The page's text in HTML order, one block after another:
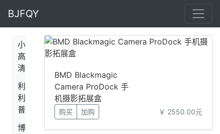
BJFQY
小
高
清
利
利
普
博
BMD Blackmagic
Camera ProDock 手
机摄影拓展盒
购买 加购 ￥ 2550.00元